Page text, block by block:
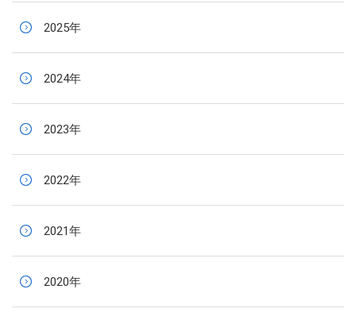
2025年
2024年
2023年
2022年
2021年
2020年